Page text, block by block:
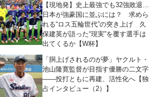
【現地発】史上最強でも32強敗退…
日本が強豪国に並ぶには？ 求めら
れる“ロス五輪世代”の突き上げ 久
保建英が語った“現実”を覆す選手は
出てくるか【W杯】
「胴上げされるのが夢」ヤクルト・
池山隆寛監督が目指す優勝の二文字
――投打ともに再建、活性化へ【独
占インタビュー（2）】